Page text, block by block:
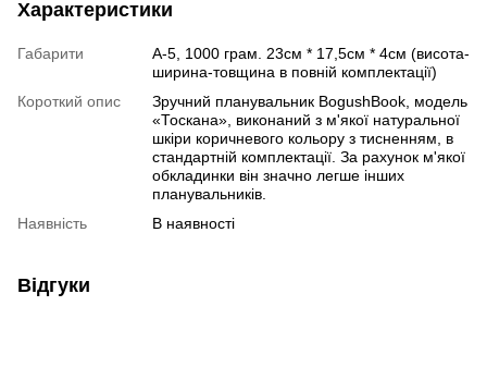
Характеристики
Габарити
А-5, 1000 грам. 23см * 17,5см * 4см (висота-
ширина-товщина в повній комплектації)
Короткий опис
Зручний планувальник BogushBook, модель
«Тоскана», виконаний з м'якої натуральної
шкіри коричневого кольору з тисненням, в
стандартній комплектації. За рахунок м'якої
обкладинки він значно легше інших
планувальників.
Наявність
В наявності
Відгуки